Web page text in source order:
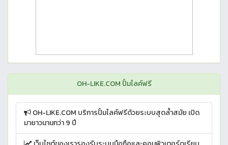
OH-LIKE.COM ปั้มไลค์ฟรี
OH-LIKE.COM บริการปั้มไลค์ฟรีด้วยระบบสุดล้ำสมัย เปิด
มายาวนานกว่า 9 ปี